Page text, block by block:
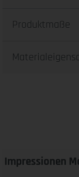
Produktmaße
Impressionen